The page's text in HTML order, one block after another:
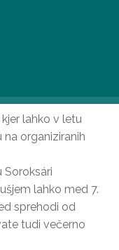
lahko v letu
organiziranih
lahko med 7.
sprehodi od
tudi večerno